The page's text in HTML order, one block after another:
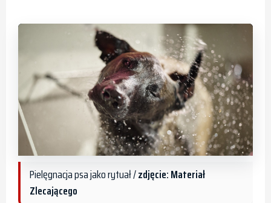
Pielęgnacja psa jako rytuał /zdjęcie: Materiał
Zlecającego